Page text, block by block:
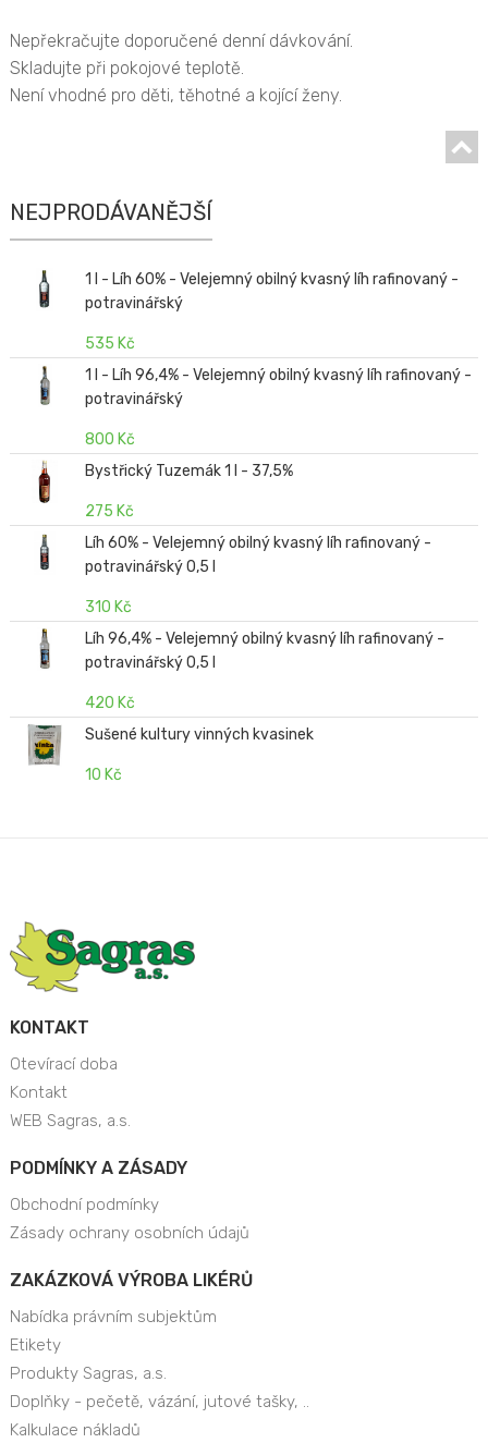
Nepřekračujte doporučené denní dávkování.
Skladujte při pokojové teplotě.
Není vhodné pro děti, těhotné a kojící ženy.
NEJPRODÁVANĚJŠÍ
1 l - Líh 60% - Velejemný obilný kvasný líh rafinovaný -
potravinářský
535 Kč
1 l - Líh 96,4% - Velejemný obilný kvasný líh rafinovaný -
potravinářský
800 Kč
Bystřický Tuzemák 1 l - 37,5%
275 Kč
Líh 60% - Velejemný obilný kvasný líh rafinovaný -
potravinářský 0,5 l
310 Kč
Líh 96,4% - Velejemný obilný kvasný líh rafinovaný -
potravinářský 0,5 l
420 Kč
Sušené kultury vinných kvasinek
10 Kč
KONTAKT
Otevírací doba
Kontakt
WEB Sagras, a.s.
PODMÍNKY A ZÁSADY
Obchodní podmínky
Zásady ochrany osobních údajů
ZAKÁZKOVÁ VÝROBA LIKÉRŮ
Nabídka právním subjektům
Etikety
Produkty Sagras, a.s.
Doplňky - pečetě, vázání, jutové tašky, ..
Kalkulace nákladů